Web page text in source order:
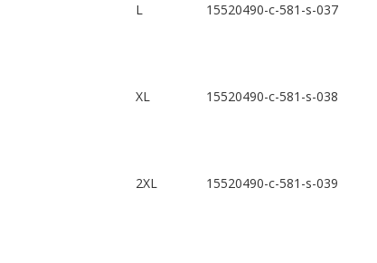
L
15520490-c-581-s-037
XL
15520490-c-581-s-038
2XL
15520490-c-581-s-039